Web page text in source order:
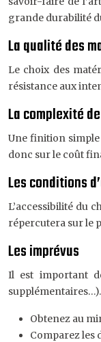
grande durabilité
La qualité des
Le choix des
résistance aux
La complexité
Une finition simple
donc sur le coût
Les conditions
L’accessibilité du
répercutera sur le
Les imprévus
Il est important
Obtenez au
Comparez les